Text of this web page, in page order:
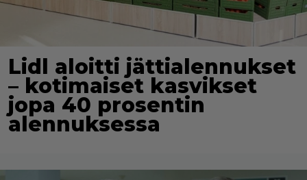
Lidl aloitti jättialennukset
– kotimaiset kasvikset
jopa 40 prosentin
alennuksessa